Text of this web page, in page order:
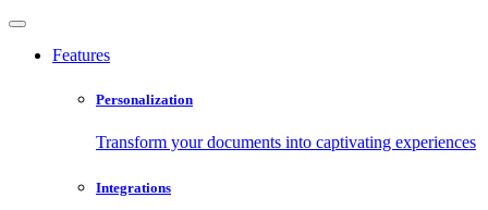
Features
Personalization
Transform your documents into captivating experiences
Integrations